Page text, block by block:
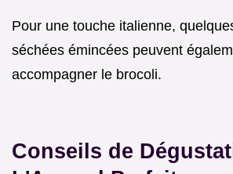
Pour une touche italienne,
séchées émincées peuvent
accompagner le brocoli.
Conseils de